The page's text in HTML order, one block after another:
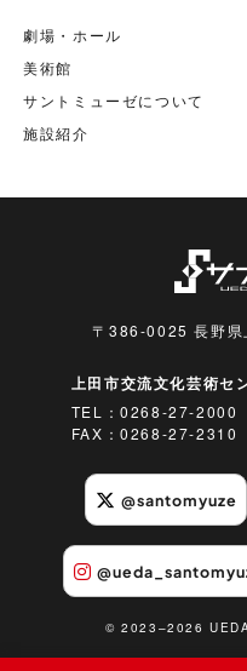
劇場・ホール
美術館
サントミューゼについて
施設紹介
〒386-0025 長野県
上田市交流文化芸術セ
TEL：0268-27-2000
FAX：0268-27-2310
@santomyuze
© 2023–2026